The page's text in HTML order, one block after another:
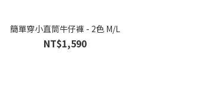
簡單穿小直筒牛仔褲 - 2色 M/L
NT$1,590